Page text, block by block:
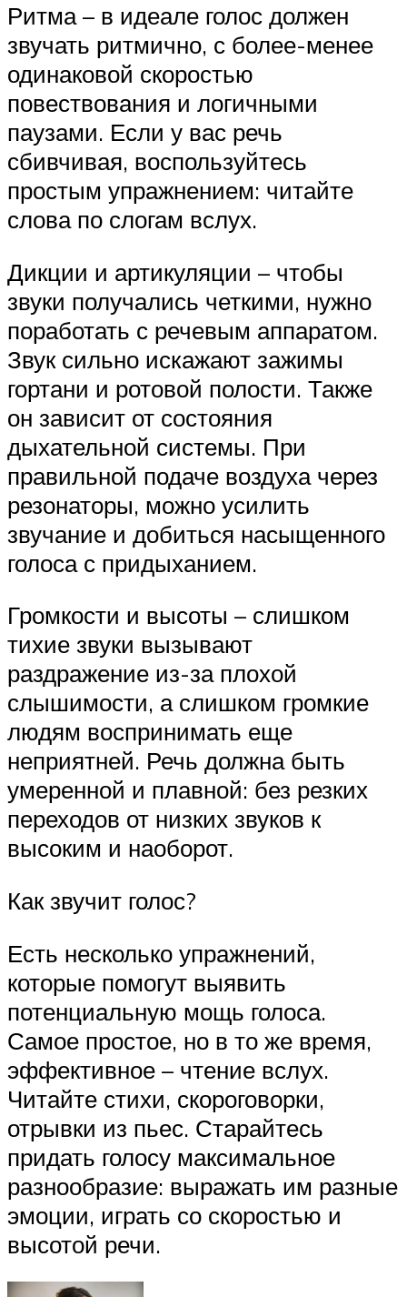
Ритма – в идеале голос должен
звучать ритмично, с более-менее
одинаковой скоростью
повествования и логичными
паузами. Если у вас речь
сбивчивая, воспользуйтесь
простым упражнением: читайте
слова по слогам вслух.
Дикции и артикуляции – чтобы
звуки получались четкими, нужно
поработать с речевым аппаратом.
Звук сильно искажают зажимы
гортани и ротовой полости. Также
он зависит от состояния
дыхательной системы. При
правильной подаче воздуха через
резонаторы, можно усилить
звучание и добиться насыщенного
голоса с придыханием.
Громкости и высоты – слишком
тихие звуки вызывают
раздражение из-за плохой
слышимости, а слишком громкие
людям воспринимать еще
неприятней. Речь должна быть
умеренной и плавной: без резких
переходов от низких звуков к
высоким и наоборот.
Как звучит голос?
Есть несколько упражнений,
которые помогут выявить
потенциальную мощь голоса.
Самое простое, но в то же время,
эффективное – чтение вслух.
Читайте стихи, скороговорки,
отрывки из пьес. Старайтесь
придать голосу максимальное
разнообразие: выражать им разные
эмоции, играть со скоростью и
высотой речи.